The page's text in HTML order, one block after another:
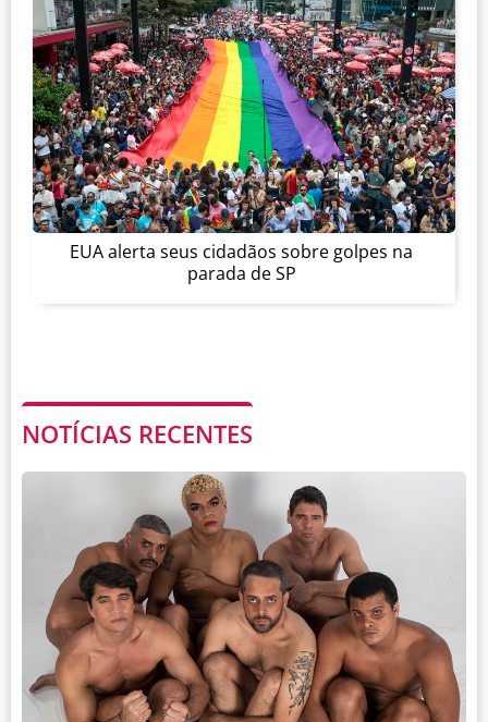
EUA alerta seus cidadãos sobre golpes na
parada de SP
NOTÍCIAS RECENTES